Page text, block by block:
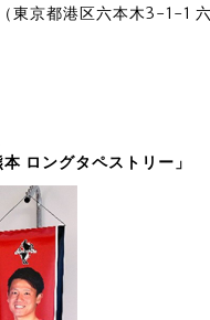
東京都港区六本木3-1-1
ロングタペストリー」